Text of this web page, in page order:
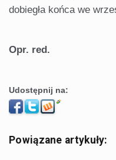
dobiegła końca we
Opr. red.
Udostępnij na:
Powiązane artykuły: